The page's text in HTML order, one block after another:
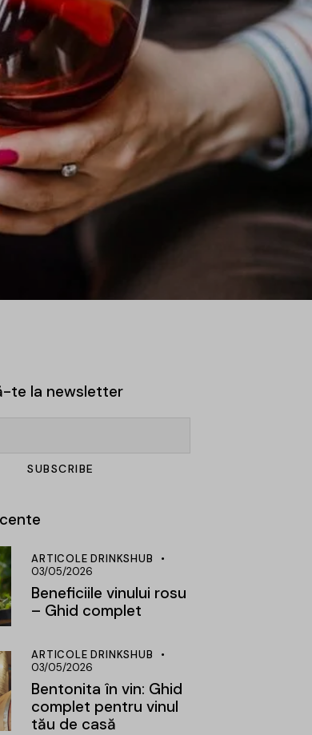
te la newsletter
ARTICOLE DRINKSHUB
03/05/2026
Beneficiile vinului rosu
– Ghid complet
ARTICOLE DRINKSHUB
03/05/2026
Bentonita în vin: Ghid
complet pentru vinul
tău de casă